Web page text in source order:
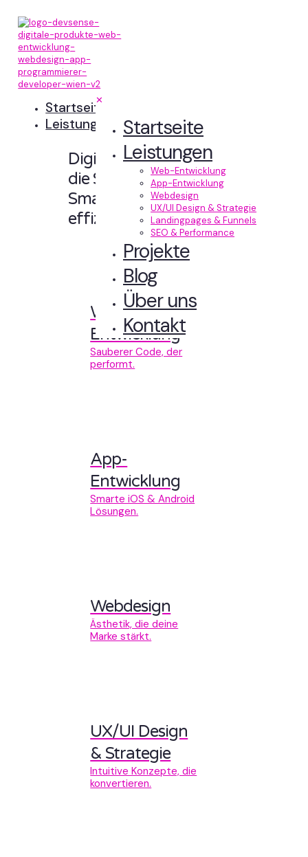
✕
Startseite
Leistungen
Web-Entwicklung
App-Entwicklung
Webdesign
UX/UI Design & Strategie
Landingpages & Funnels
SEO & Performance
Projekte
Blog
Über uns
Kontakt
Startseite
Leistungen
Digitale Erlebnisse,
die Sinn machen.
Smart designt und
effizient entwickelt.
Web-
Entwicklung
Sauberer Code, der
performt.
App-
Entwicklung
Smarte iOS & Android
Lösungen.
Webdesign
Ästhetik, die deine
Marke stärkt.
UX/UI Design
& Strategie
Intuitive Konzepte, die
konvertieren.